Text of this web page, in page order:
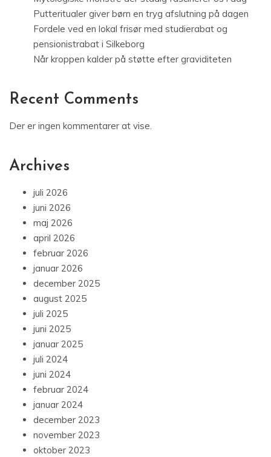
Putteritualer giver børn en tryg afslutning på dagen
Fordele ved en lokal frisør med studierabat og
pensionistrabat i Silkeborg
Når kroppen kalder på støtte efter graviditeten
Recent Comments
Der er ingen kommentarer at vise.
Archives
juli 2026
juni 2026
maj 2026
april 2026
februar 2026
januar 2026
december 2025
august 2025
juli 2025
juni 2025
januar 2025
juli 2024
juni 2024
februar 2024
januar 2024
december 2023
november 2023
oktober 2023